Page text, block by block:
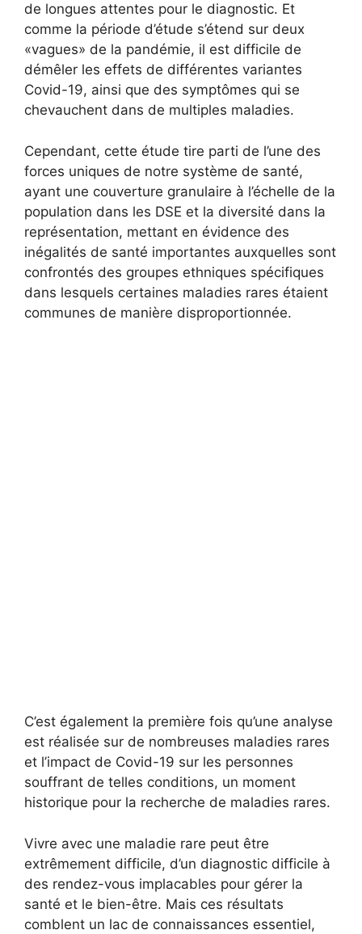
de longues attentes pour le diagnostic. Et
comme la période d’étude s’étend sur deux
«vagues» de la pandémie, il est difficile de
démêler les effets de différentes variantes
Covid-19, ainsi que des symptômes qui se
chevauchent dans de multiples maladies.
Cependant, cette étude tire parti de l’une des
forces uniques de notre système de santé,
ayant une couverture granulaire à l’échelle de la
population dans les DSE et la diversité dans la
représentation, mettant en évidence des
inégalités de santé importantes auxquelles sont
confrontés des groupes ethniques spécifiques
dans lesquels certaines maladies rares étaient
communes de manière disproportionnée.
C’est également la première fois qu’une analyse
est réalisée sur de nombreuses maladies rares
et l’impact de Covid-19 sur les personnes
souffrant de telles conditions, un moment
historique pour la recherche de maladies rares.
Vivre avec une maladie rare peut être
extrêmement difficile, d’un diagnostic difficile à
des rendez-vous implacables pour gérer la
santé et le bien-être. Mais ces résultats
comblent un lac de connaissances essentiel,